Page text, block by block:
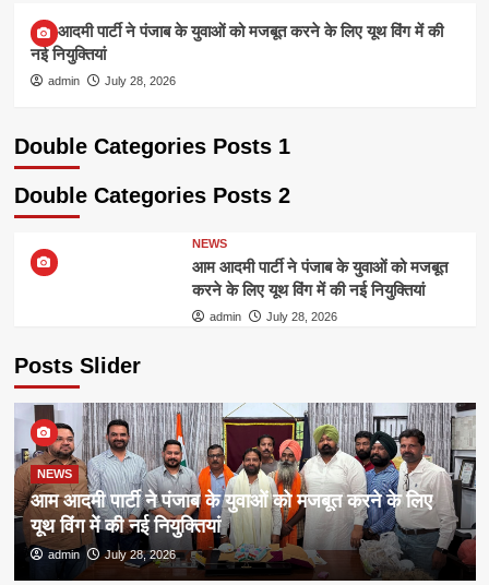
आम आदमी पार्टी ने पंजाब के युवाओं को मजबूत करने के लिए यूथ विंग में की
नई नियुक्तियां
admin July 28, 2026
Double Categories Posts 1
Double Categories Posts 2
NEWS
आम आदमी पार्टी ने पंजाब के युवाओं को मजबूत
करने के लिए यूथ विंग में की नई नियुक्तियां
admin July 28, 2026
Posts Slider
NEWS
आम आदमी पार्टी ने पंजाब के युवाओं को मजबूत करने के लिए
यूथ विंग में की नई नियुक्तियां
admin July 28, 2026